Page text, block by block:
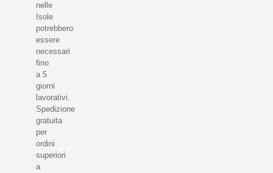
nelle
Isole
potrebbero
essere
necessari
fino
a 5
giorni
lavorativi.
Spedizione
gratuita
per
ordini
superiori
a